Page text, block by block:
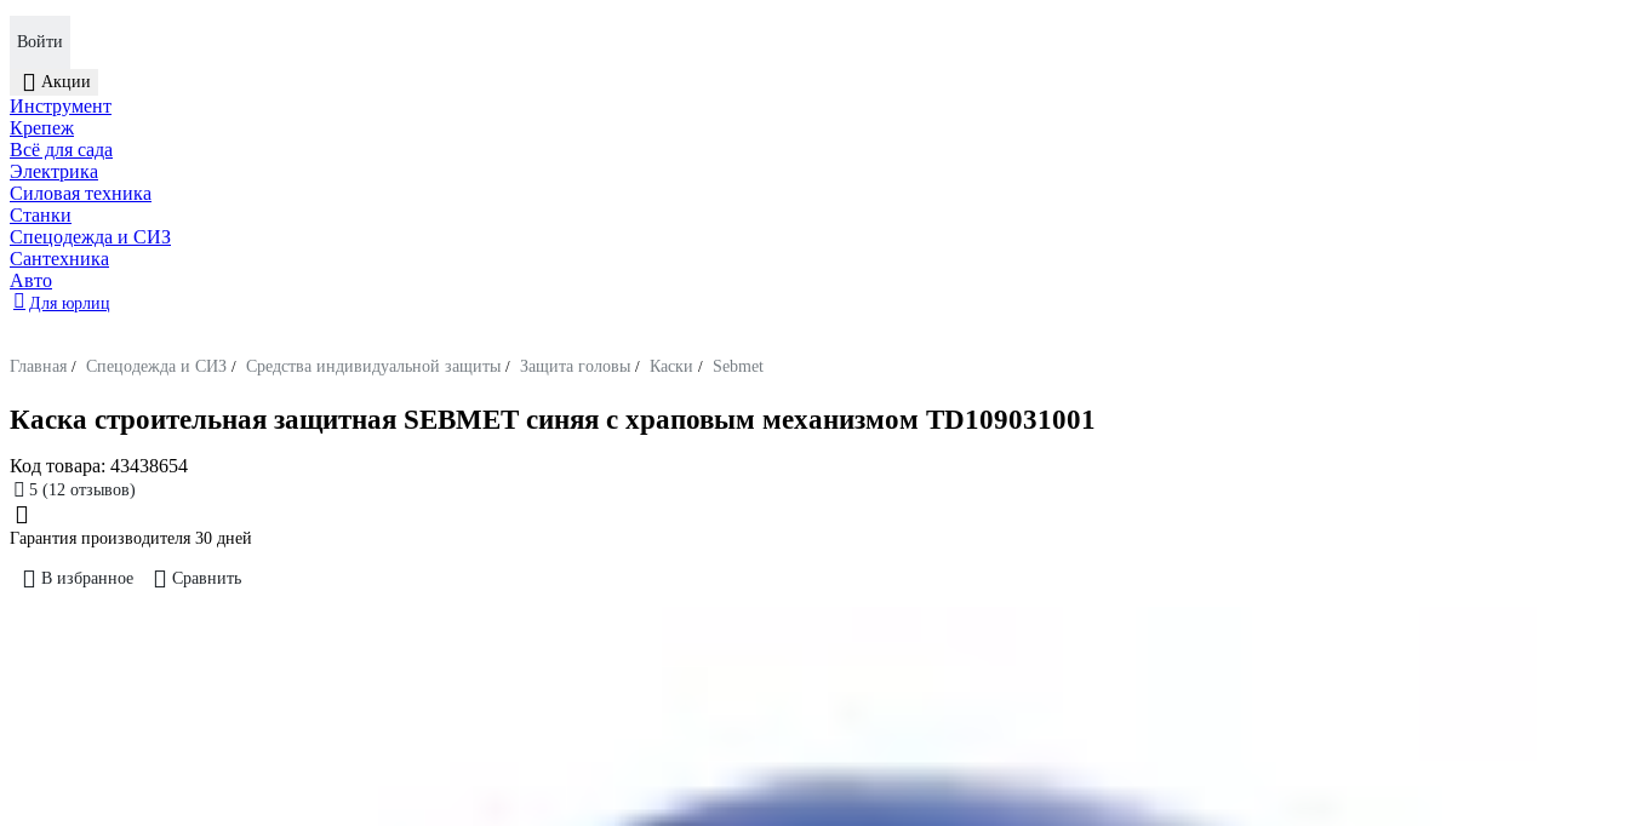
Войти
Акции
Инструмент
Крепеж
Всё для сада
Электрика
Силовая техника
Станки
Спецодежда и СИЗ
Сантехника
Авто
Для юрлиц
Главная / Спецодежда и СИЗ / Средства индивидуальной защиты / Защита головы / Каски / Sebmet
Каска строительная защитная SEBMET синяя с храповым механизмом TD109031001
Код товара: 43438654
5 (12 отзывов)
Гарантия производителя 30 дней
В избранное Сравнить